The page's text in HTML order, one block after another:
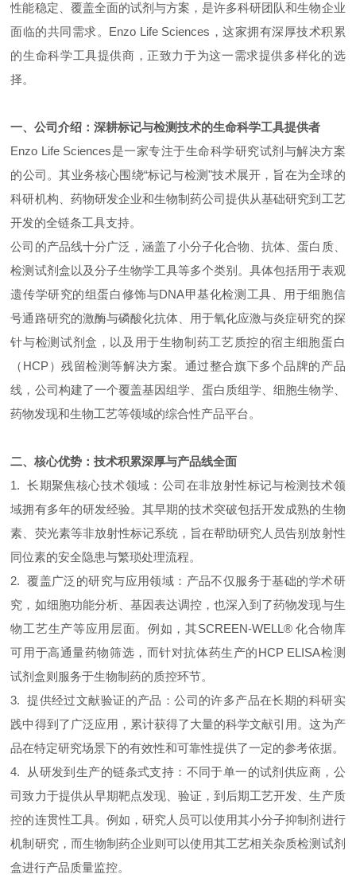
性能稳定、覆盖全面的试剂与方案，是许多科研团队和生物企业
面临的共同需求。Enzo Life Sciences，这家拥有深厚技术积累
的生命科学工具提供商，正致力于为这一需求提供多样化的选
择。
一、公司介绍：深耕标记与检测技术的生命科学工具提供者
Enzo Life Sciences是一家专注于生命科学研究试剂与解决方案
的公司。其业务核心围绕“标记与检测"技术展开，旨在为全球的
科研机构、药物研发企业和生物制药公司提供从基础研究到工艺
开发的全链条工具支持。
公司的产品线十分广泛，涵盖了小分子化合物、抗体、蛋白质、
检测试剂盒以及分子生物学工具等多个类别。具体包括用于表观
遗传学研究的组蛋白修饰与DNA甲基化检测工具、用于细胞信
号通路研究的激酶与磷酸化抗体、用于氧化应激与炎症研究的探
针与检测试剂盒，以及用于生物制药工艺质控的宿主细胞蛋白
（HCP）残留检测等解决方案。通过整合旗下多个品牌的产品
线，公司构建了一个覆盖基因组学、蛋白质组学、细胞生物学、
药物发现和生物工艺等领域的综合性产品平台。
二、核心优势：技术积累深厚与产品线全面
1. 长期聚焦核心技术领域：公司在非放射性标记与检测技术领
域拥有多年的研发经验。其早期的技术突破包括开发成熟的生物
素、荧光素等非放射性标记系统，旨在帮助研究人员告别放射性
同位素的安全隐患与繁琐处理流程。
2. 覆盖广泛的研究与应用领域：产品不仅服务于基础的学术研
究，如细胞功能分析、基因表达调控，也深入到了药物发现与生
物工艺生产等应用层面。例如，其SCREEN-WELL® 化合物库
可用于高通量药物筛选，而针对抗体药生产的HCP ELISA检测
试剂盒则服务于生物制药的质控环节。
3. 提供经过文献验证的产品：公司的许多产品在长期的科研实
践中得到了广泛应用，累计获得了大量的科学文献引用。这为产
品在特定研究场景下的有效性和可靠性提供了一定的参考依据。
4. 从研发到生产的链条式支持：不同于单一的试剂供应商，公
司致力于提供从早期靶点发现、验证，到后期工艺开发、生产质
控的连贯性工具。例如，研究人员可以使用其小分子抑制剂进行
机制研究，而生物制药企业则可以使用其工艺相关杂质检测试剂
盒进行产品质量监控。